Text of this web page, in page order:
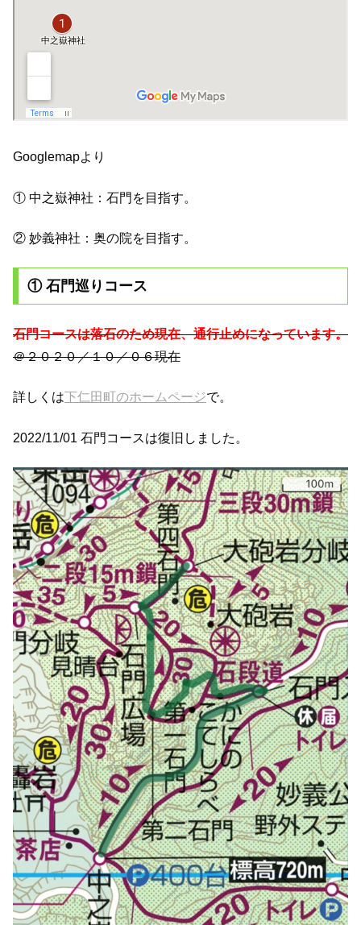
Googlemapより
① 中之嶽神社：石門を目指す。
② 妙義神社：奥の院を目指す。
① 石門巡りコース
石門コースは落石のため現在、通行止めになっています。
＠２０２０／１０／０６現在
詳しくは下仁田町のホームページで。
2022/11/01 石門コースは復旧しました。